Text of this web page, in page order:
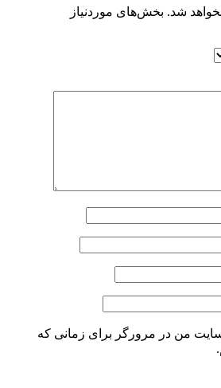
شد. بخش‌های موردنیاز
من در مرورگر برای زمانی که